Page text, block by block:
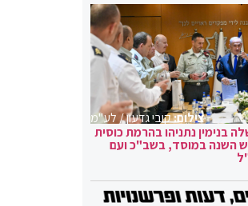
צילום:קובי גדעון / לע"מ
בנימין נתניהו בהרמת כוסית
השנה במוסד, בשב"כ ועם